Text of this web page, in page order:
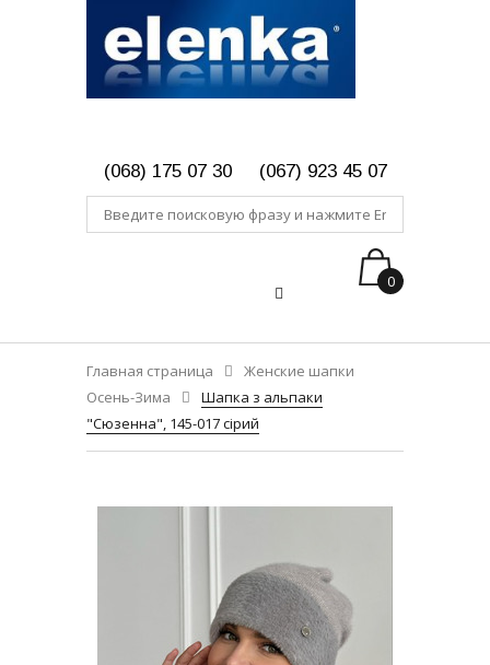
(068) 175 07 30 (067) 923 45 07
0
Главная страница
Женские шапки
Осень-Зима
Шапка з альпаки
"Сюзенна", 145-017 сірий